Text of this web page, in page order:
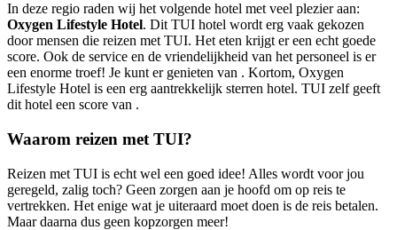
In deze regio raden wij het volgende hotel met veel plezier aan:
Oxygen Lifestyle Hotel. Dit TUI hotel wordt erg vaak gekozen
door mensen die reizen met TUI. Het eten krijgt er een echt goede
score. Ook de service en de vriendelijkheid van het personeel is er
een enorme troef! Je kunt er genieten van . Kortom, Oxygen
Lifestyle Hotel is een erg aantrekkelijk sterren hotel. TUI zelf geeft
dit hotel een score van .
Waarom reizen met TUI?
Reizen met TUI is echt wel een goed idee! Alles wordt voor jou
geregeld, zalig toch? Geen zorgen aan je hoofd om op reis te
vertrekken. Het enige wat je uiteraard moet doen is de reis betalen.
Maar daarna dus geen kopzorgen meer!